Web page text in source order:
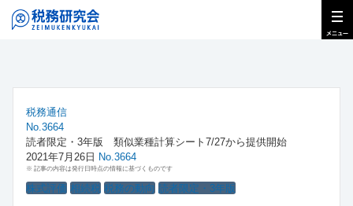
税務通信
No.3664
読者限定・3年版 類似業種計算シート7/27から提供開始
2021年7月26日 No.3664
※ 記事の内容は発行日時点の情報に基づくものです
株式評価 相続税 税務の動向 読者限定・3年版